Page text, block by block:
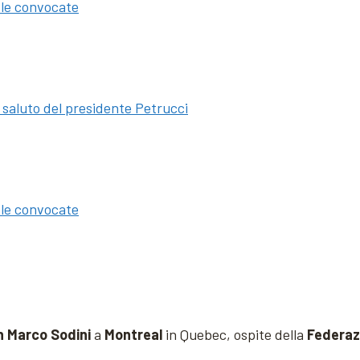
convocate
saluto del presidente Petrucci
convocate
Marco Sodinia Montreal in Quebec, ospite della